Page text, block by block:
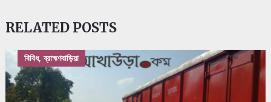
RELATED POSTS
বিবিধ, ব্রাহ্মণবাড়িয়া